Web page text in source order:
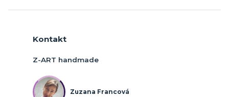
Kontakt
Z-ART handmade
Zuzana Francová